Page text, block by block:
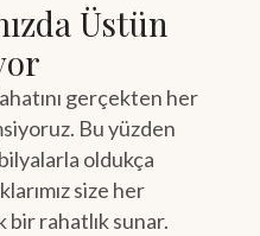
Üstün
gerçekten her
Bu yüzden
oldukça
size her
rahatlık sunar.